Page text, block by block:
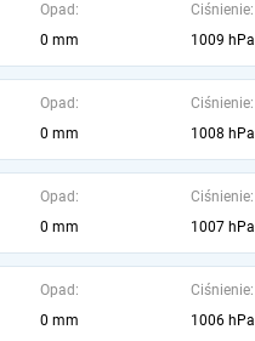
Opad:
0 mm
Ciśnienie:
1009 hPa
Opad:
0 mm
Ciśnienie:
1008 hPa
Opad:
0 mm
Ciśnienie:
1007 hPa
Opad:
0 mm
Ciśnienie:
1006 hPa